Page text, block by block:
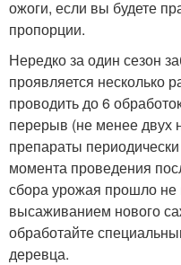
ожоги, если вы будете
пропорции.
Нередко за один сезон
проявляется несколько
проводить до 6
перерыв (не менее двух
препараты
момента проведения
сбора урожая прошло
высаживанием нового
обработайте
деревца.